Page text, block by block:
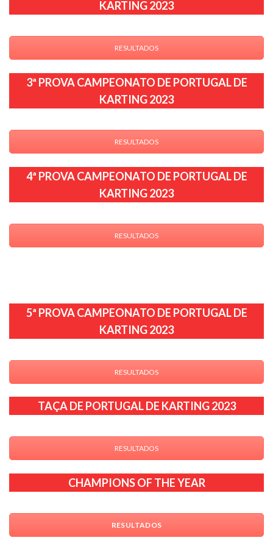
KARTING 2023
RESULTADOS
3ª PROVA CAMPEONATO DE PORTUGAL DE
KARTING 2023
RESULTADOS
4ª PROVA CAMPEONATO DE PORTUGAL DE
KARTING 2023
RESULTADOS
5ª PROVA CAMPEONATO DE PORTUGAL DE
KARTING 2023
RESULTADOS
TAÇA DE PORTUGAL DE KARTING 2023
RESULTADOS
CHAMPIONS OF THE YEAR
RESULTADOS